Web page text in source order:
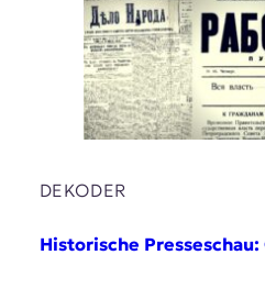
DEKODER
Historische Presseschau: